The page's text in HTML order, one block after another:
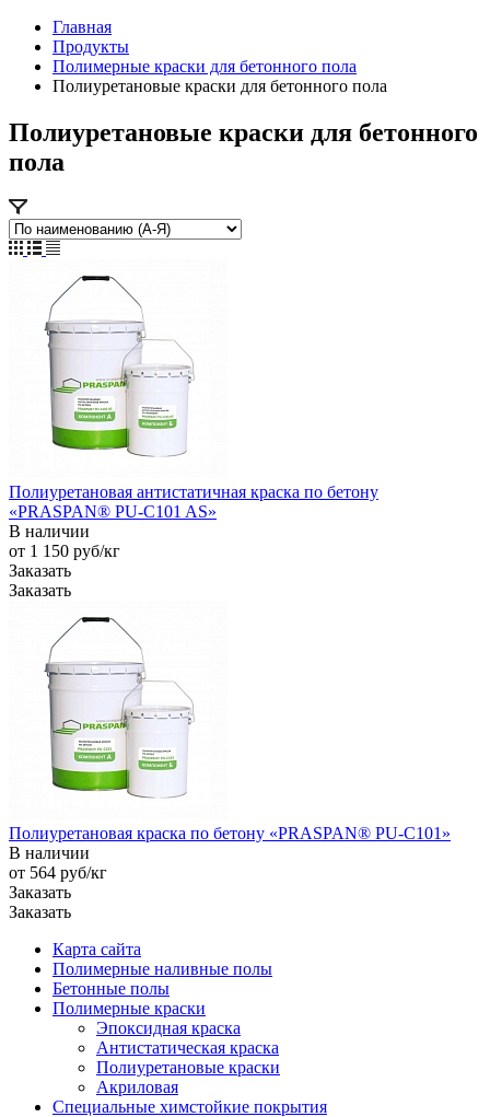
Главная
Продукты
Полимерные краски для бетонного пола
Полиуретановые краски для бетонного пола
Полиуретановые краски для бетонного
пола
Полиуретановая антистатичная краска по бетону
«PRASPAN® PU-C101 AS»
В наличии
от 1 150 руб/кг
Заказать
Заказать
Полиуретановая краска по бетону «PRASPAN® PU-C101»
В наличии
от 564 руб/кг
Заказать
Заказать
Карта сайта
Полимерные наливные полы
Бетонные полы
Полимерные краски
Эпоксидная краска
Антистатическая краска
Полиуретановые краски
Акриловая
Специальные химстойкие покрытия